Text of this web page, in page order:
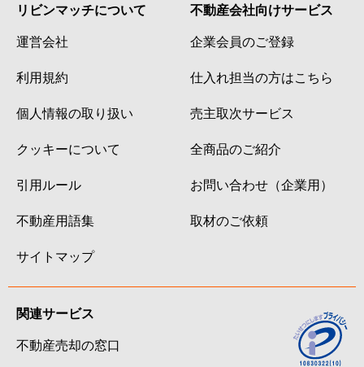
リビンマッチについて
運営会社
利用規約
個人情報の取り扱い
クッキーについて
引用ルール
不動産用語集
サイトマップ
不動産会社向けサービス
企業会員のご登録
仕入れ担当の方はこちら
売主取次サービス
全商品のご紹介
お問い合わせ（企業用）
取材のご依頼
関連サービス
不動産売却の窓口